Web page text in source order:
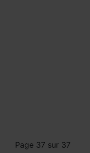
Page 37 sur 37